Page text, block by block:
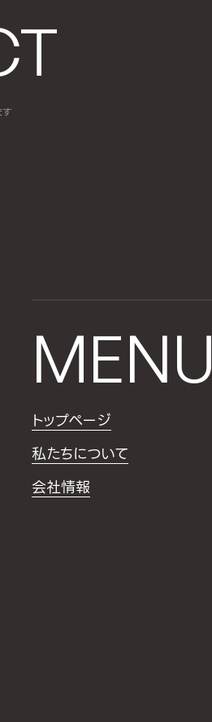
す
MENU
トップページ
私たちについて
会社情報